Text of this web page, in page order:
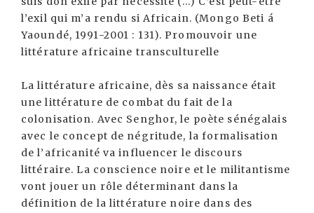
l’exil qui m’a rendu si Africain. (Mongo Beti á
Yaoundé, 1991-2001 : 131). Promouvoir une
littérature africaine transculturelle
La littérature africaine, dès sa naissance était
une littérature de combat du fait de la
colonisation. Avec Senghor, le poète sénégalais
avec le concept de négritude, la formalisation
de l’africanité va influencer le discours
littéraire. La conscience noire et le militantisme
vont jouer un rôle déterminant dans la
définition de la littérature noire dans des